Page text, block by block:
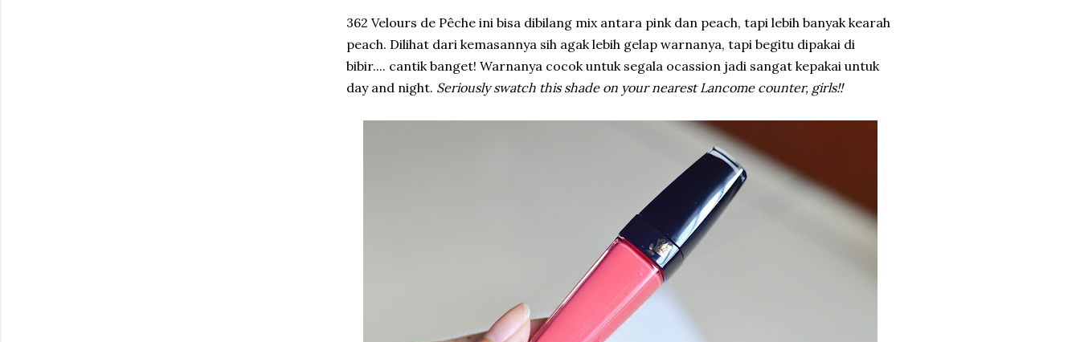
362 Velours de Pêche ini bisa dibilang mix antara pink dan peach, tapi lebih banyak kearah
peach. Dilihat dari kemasannya sih agak lebih gelap warnanya, tapi begitu dipakai di
bibir.... cantik banget! Warnanya cocok untuk segala ocassion jadi sangat kepakai untuk
day and night. Seriously swatch this shade on your nearest Lancome counter, girls!!